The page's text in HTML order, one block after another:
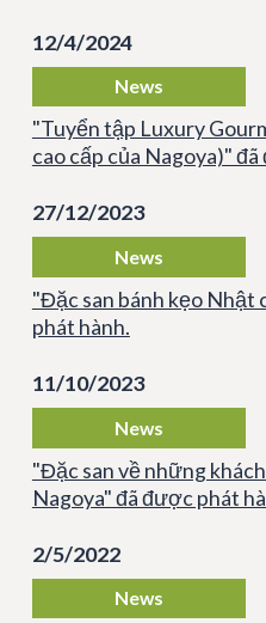
12/4/2024
News
"Tuyển tập Luxury
cao cấp của Nagoya)"
27/12/2023
News
"Đặc san bánh kẹo Nhật
phát hành.
11/10/2023
News
"Đặc san về những
Nagoya" đã được phát
2/5/2022
News